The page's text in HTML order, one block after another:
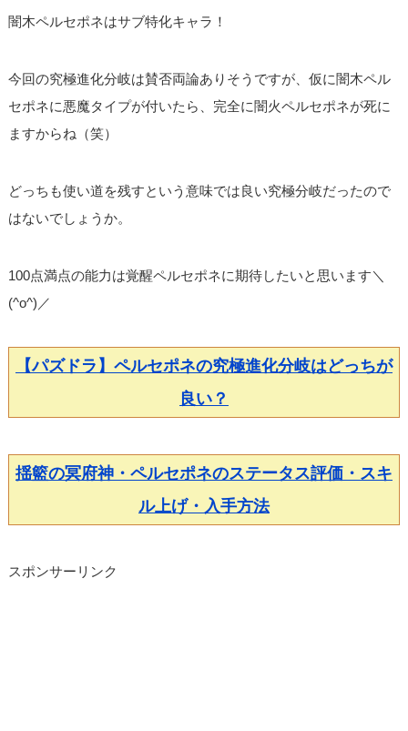
闇木ペルセポネはサブ特化キャラ！
今回の究極進化分岐は賛否両論ありそうですが、仮に闇木ペル
セポネに悪魔タイプが付いたら、完全に闇火ペルセポネが死に
ますからね（笑）
どっちも使い道を残すという意味では良い究極分岐だったので
はないでしょうか。
100点満点の能力は覚醒ペルセポネに期待したいと思います＼
(^o^)／
【パズドラ】ペルセポネの究極進化分岐はどっちが
良い？
揺籃の冥府神・ペルセポネのステータス評価・スキ
ル上げ・入手方法
スポンサーリンク